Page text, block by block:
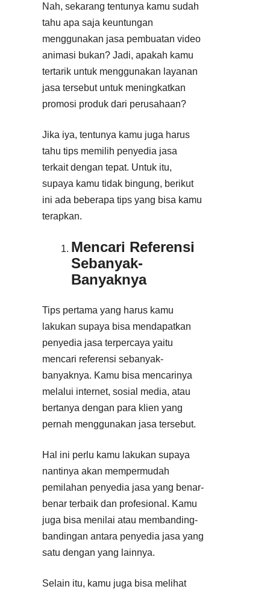
Nah, sekarang tentunya kamu sudah
tahu apa saja keuntungan
menggunakan jasa pembuatan video
animasi bukan? Jadi, apakah kamu
tertarik untuk menggunakan layanan
jasa tersebut untuk meningkatkan
promosi produk dari perusahaan?
Jika iya, tentunya kamu juga harus
tahu tips memilih penyedia jasa
terkait dengan tepat. Untuk itu,
supaya kamu tidak bingung, berikut
ini ada beberapa tips yang bisa kamu
terapkan.
Mencari Referensi
Sebanyak-
Banyaknya
Tips pertama yang harus kamu
lakukan supaya bisa mendapatkan
penyedia jasa terpercaya yaitu
mencari referensi sebanyak-
banyaknya. Kamu bisa mencarinya
melalui internet, sosial media, atau
bertanya dengan para klien yang
pernah menggunakan jasa tersebut.
Hal ini perlu kamu lakukan supaya
nantinya akan mempermudah
pemilahan penyedia jasa yang benar-
benar terbaik dan profesional. Kamu
juga bisa menilai atau membanding-
bandingan antara penyedia jasa yang
satu dengan yang lainnya.
Selain itu, kamu juga bisa melihat